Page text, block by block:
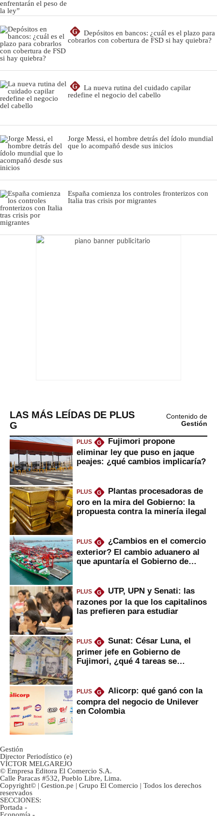
G
Depósitos en bancos: ¿cuál es el plazo para
cobrarlos con cobertura de FSD si hay quiebra?
G
La nueva rutina del cuidado capilar
redefine el negocio del cabello
Jorge Messi, el hombre detrás del ídolo mundial
que lo acompañó desde sus inicios
España comienza los controles fronterizos con
Italia tras crisis por migrantes
LAS MÁS LEÍDAS DE PLUS
G
Contenido de
Gestión
PLUS G
Fujimori propone
eliminar ley que puso en jaque
peajes: ¿qué cambios implicaría?
PLUS G
Plantas procesadoras de
oro en la mira del Gobierno: la
propuesta contra la minería ilegal
PLUS G
¿Cambios en el comercio
exterior? El cambio aduanero al
que apuntaría el Gobierno de
PLUS G
UTP, UPN y Senati: las
razones por la que los capitalinos
las prefieren para estudiar
PLUS G
Sunat: César Luna, el
primer jefe en Gobierno de
Fujimori, ¿qué 4 tareas se
PLUS G
Alicorp: qué ganó con la
compra del negocio de Unilever
en Colombia
Gestión
Director Periodístico (e)
VÍCTOR MELGAREJO
© Empresa Editora El Comercio S.A.
Calle Paracas #532, Pueblo Libre, Lima.
Copyright© | Gestion.pe | Grupo El Comercio | Todos los derechos
reservados
SECCIONES:
Portada -
Economía -